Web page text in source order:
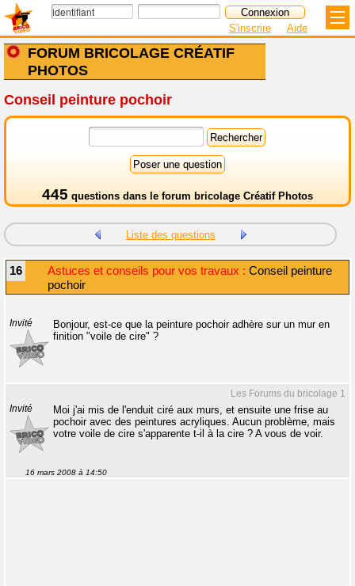
FORUM BRICOLAGE CRÉATIF
PHOTOS
S'inscrire Aide
Conseil peinture pochoir
445 questions dans le forum bricolage Créatif Photos
Liste des questions
16 Astuces et conseils pour vos travaux : Conseil peinture
pochoir
Invité
Bonjour, est-ce que la peinture pochoir adhère sur un mur en
finition "voile de cire" ?
Les Forums du bricolage 1
Invité
Moi j'ai mis de l'enduit ciré aux murs, et ensuite une frise au
pochoir avec des peintures acryliques. Aucun problème, mais
votre voile de cire s'apparente t-il à la cire ? A vous de voir.
16 mars 2008 à 14:50